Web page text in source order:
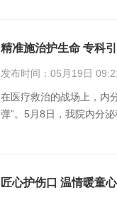
精准施治护生命 专科
发布时间：05月19日
在医疗救治的战场上，内
弹”。5月8日，我院内分
匠心护伤口 温情暖童